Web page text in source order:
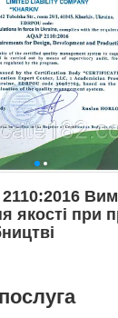
2110:2016
якості при